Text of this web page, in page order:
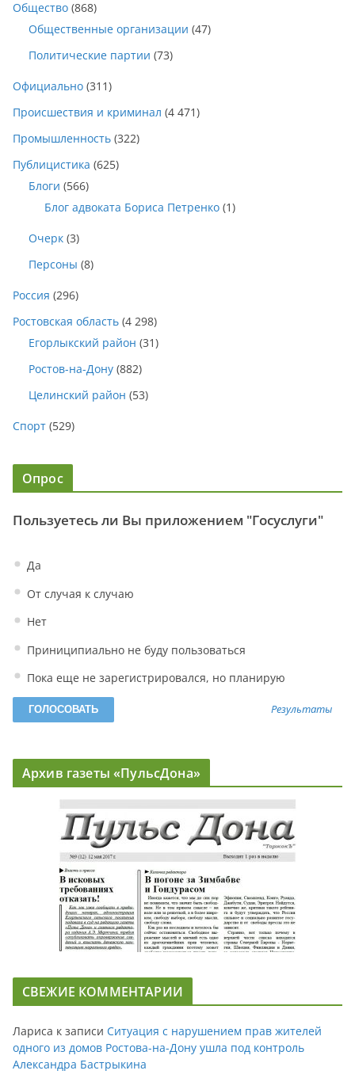
Общество (868)
Общественные организации (47)
Политические партии (73)
Официально (311)
Происшествия и криминал (4 471)
Промышленность (322)
Публицистика (625)
Блоги (566)
Блог адвоката Бориса Петренко (1)
Очерк (3)
Персоны (8)
Россия (296)
Ростовская область (4 298)
Егорлыкский район (31)
Ростов-на-Дону (882)
Целинский район (53)
Спорт (529)
Опрос
Пользуетесь ли Вы приложением "Госуслуги"
Да
От случая к случаю
Нет
Приниципиально не буду пользоваться
Пока еще не зарегистрировался, но планирую
Результаты
Архив газеты «ПульсДона»
СВЕЖИЕ КОММЕНТАРИИ
Лариса к записи Ситуация с нарушением прав жителей
одного из домов Ростова-на-Дону ушла под контроль
Александра Бастрыкина